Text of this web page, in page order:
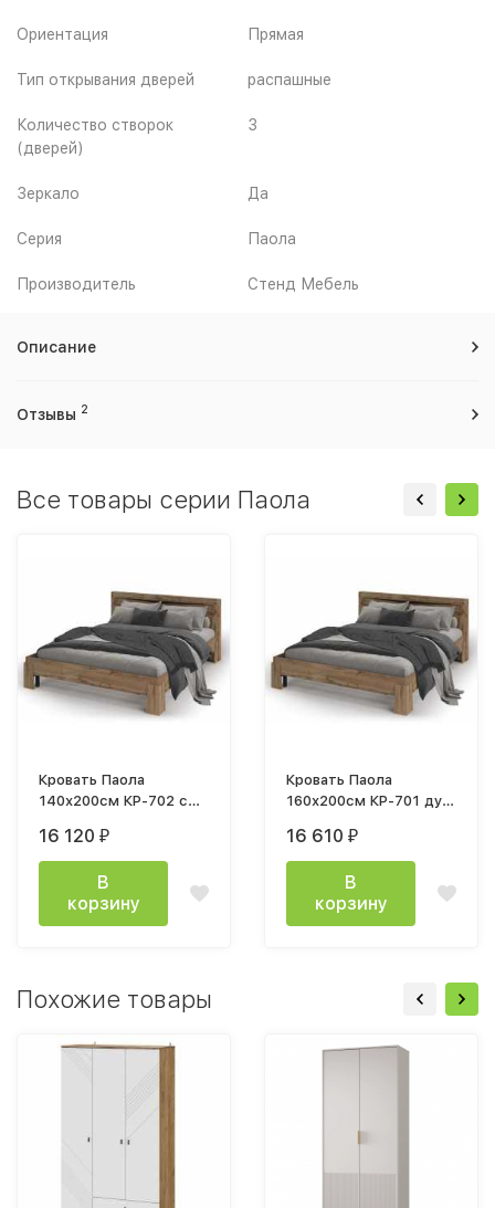
Ориентация Прямая
Тип открывания дверей распашные
Количество створок
(дверей)
3
Зеркало Да
Серия Паола
Производитель Стенд Мебель
Описание
Отзывы 2
Все товары серии Паола
Кровать Паола
140х200см КР-702 с
основанием
16 120 ₽
В
корзину
Кровать Паола
160х200см КР-701 дуб
ортопедическим
основанием
16 610 ₽
В
корзину
Похожие товары